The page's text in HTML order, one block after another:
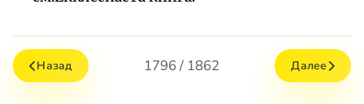
Назад 1796 / 1862 Далее